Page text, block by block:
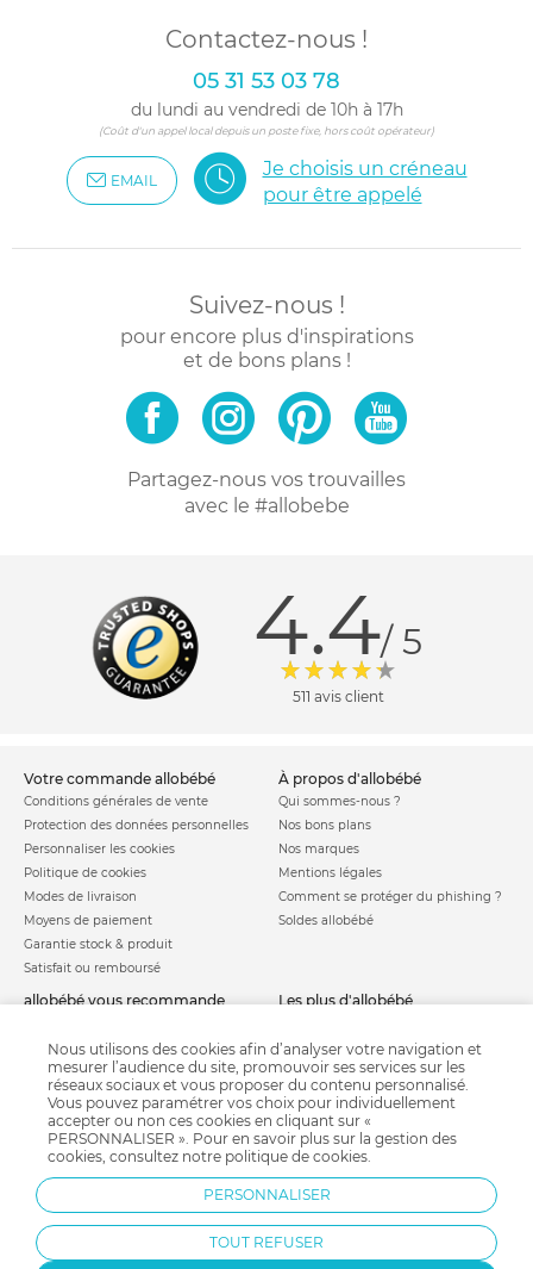
Contactez-nous !
05 31 53 03 78
du lundi au vendredi de 10h à 17h
(Coût d'un appel local depuis un poste fixe, hors coût opérateur)
EMAIL
Je choisis un créneau
pour être appelé
Suivez-nous !
pour encore plus d'inspirations
et de bons plans !
Partagez-nous vos trouvailles
avec le #allobebe
4.4/ 5
511 avis client
votre commande allobébé
Conditions générales de vente
Protection des données personnelles
Personnaliser les cookies
Politique de cookies
Modes de livraison
Moyens de paiement
Garantie stock & produit
Satisfait ou remboursé
à propos d'allobébé
Qui sommes-nous ?
Nos bons plans
Nos marques
Mentions légales
Comment se protéger du phishing ?
Soldes allobébé
allobébé vous recommande
Nos labels
Nos licences
Besoin d'aide ?
FAQ
les plus d'allobébé
Infos conseils
Jeux concours
Valise de maternité
Parrainage
Paiement sécurisé
Charte qualité
Nous utilisons des cookies afin d’analyser votre navigation et
mesurer l’audience du site, promouvoir ses services sur les
réseaux sociaux et vous proposer du contenu personnalisé.
Vous pouvez paramétrer vos choix pour individuellement
accepter ou non ces cookies en cliquant sur «
PERSONNALISER ». Pour en savoir plus sur la gestion des
cookies, consultez notre politique de cookies.
PERSONNALISER
TOUT REFUSER